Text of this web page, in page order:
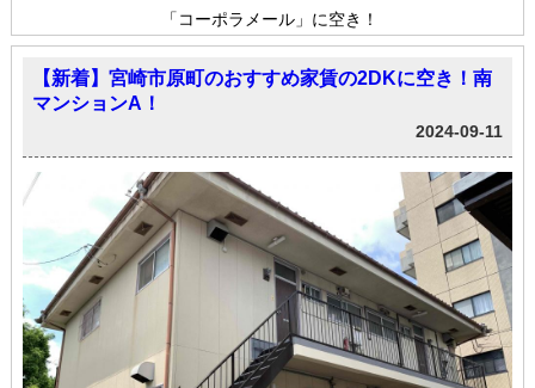
「コーポラメール」に空き！
【新着】宮崎市原町のおすすめ家賃の2DKに空き！南
マンションA！
2024-09-11